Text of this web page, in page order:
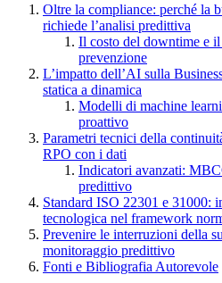
Oltre la compliance: perché la
richiede l’analisi predittiva
Il costo del downtime e
prevenzione
L’impatto dell’AI sulla
statica a dinamica
Modelli di machine
proattivo
Parametri tecnici della
RPO con i dati
Indicatori avanzati:
predittivo
Standard ISO 22301 e 31000:
tecnologica nel framework
Prevenire le interruzioni della
monitoraggio predittivo
Fonti e Bibliografia Autorevole